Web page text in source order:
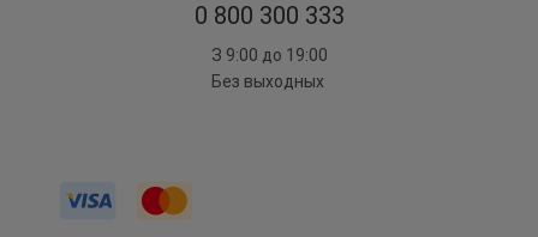
0 800 300 333
З 9:00 до 19:00
Без выходных